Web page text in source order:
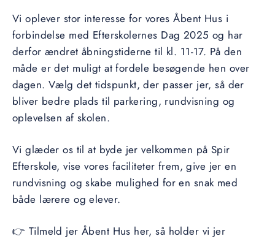
Vi oplever stor interesse for vores Åbent Hus i
forbindelse med Efterskolernes Dag 2025 og har
derfor ændret åbningstiderne til kl. 11-17. På den
måde er det muligt at fordele besøgende hen over
dagen. Vælg det tidspunkt, der passer jer, så der
bliver bedre plads til parkering, rundvisning og
oplevelsen af skolen.
Vi glæder os til at byde jer velkommen på Spir
Efterskole, vise vores faciliteter frem, give jer en
rundvisning og skabe mulighed for en snak med
både lærere og elever.
👉 Tilmeld jer Åbent Hus her, så holder vi jer